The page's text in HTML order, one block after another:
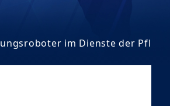
im Dienste der